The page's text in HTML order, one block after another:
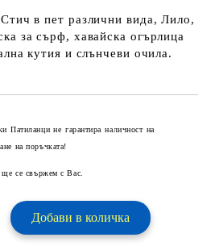
в пет различни вида, Лило,
за сърф, хавайска огърлица
кутия и слънчеви очила.
Патиланци не гарантира наличност на
на поръчката!
ще се свържем с Вас.